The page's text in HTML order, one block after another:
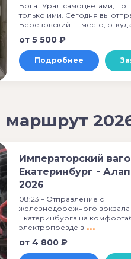
Богат Урал самоцветами, но
только ими. Сегодня вы
Берёзовский — место, откуда
от 5 500 ₽
Подробнее
маршрут
Императорский
Екатеринбург -
2026
08:23 – Отправление с
железнодорожного вокзала
Екатеринбурга на
электропоезде в
от 4 800 ₽